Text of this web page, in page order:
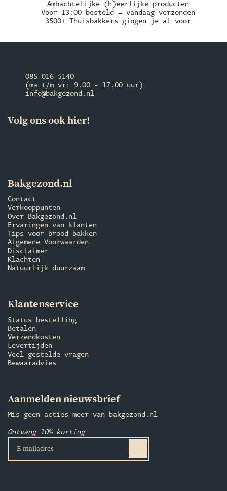
Ambachtelijke (h)eerlijke producten
Voor 13:00 besteld = vandaag verzonden
3500+ Thuisbakkers gingen je al voor
085 016 5140
(ma t/m vr: 9.00 - 17.00 uur)
info@bakgezond.nl
Volg ons ook hier!
Bakgezond.nl
Contact
Verkooppunten
Over Bakgezond.nl
Ervaringen van klanten
Tips voor brood bakken
Algemene Voorwaarden
Disclaimer
Klachten
Natuurlijk duurzaam
Klantenservice
Status bestelling
Betalen
Verzendkosten
Levertijden
Veel gestelde vragen
Bewaaradvies
Aanmelden nieuwsbrief
Mis geen acties meer van bakgezond.nl
Ontvang 10% korting